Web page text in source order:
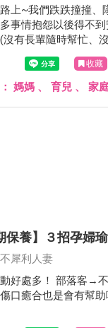
上~我們跌跌撞撞、
事情抱怨以後得不
沒有長輩隨時幫忙、
，全職媽媽經常被這
冷靜下來後~就會發現
收藏
媽媽 、 育兒 、 家
保養】３招孕婦
犀利人妻
好處多！ 部落客→
口癒合也是會有幫助